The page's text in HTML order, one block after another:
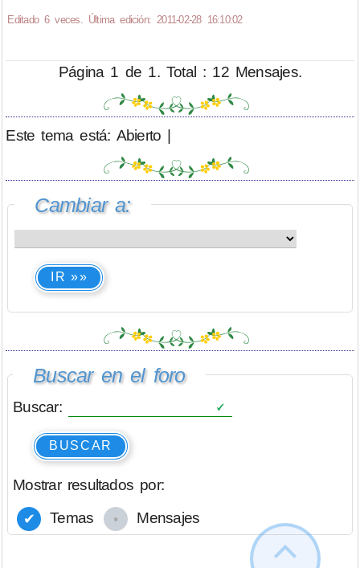
Editado 6 veces. Última edición: 2011-02-28 16:10:02
Página 1 de 1. Total : 12 Mensajes.
Este tema está: Abierto |
Cambiar a:
IR »»
Buscar en el foro
Buscar:
BUSCAR
Mostrar resultados por:
Temas
Mensajes